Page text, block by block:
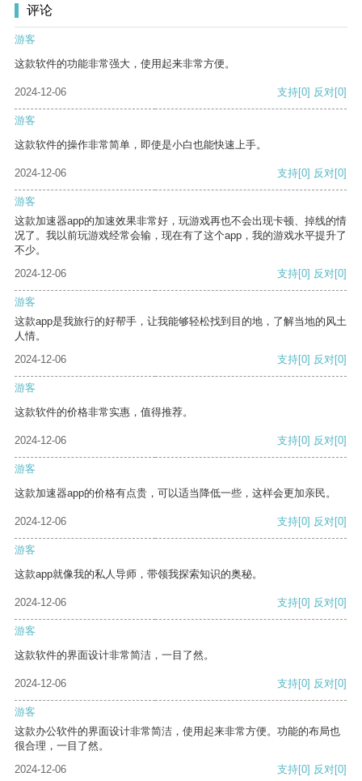
评论
游客
这款软件的功能非常强大，使用起来非常方便。
2024-12-06 支持[0] 反对[0]
游客
这款软件的操作非常简单，即使是小白也能快速上手。
2024-12-06 支持[0] 反对[0]
游客
这款加速器app的加速效果非常好，玩游戏再也不会出现卡顿、掉线的情
况了。我以前玩游戏经常会输，现在有了这个app，我的游戏水平提升了
不少。
2024-12-06
支持[0] 反对[0]
游客
这款app是我旅行的好帮手，让我能够轻松找到目的地，了解当地的风土
人情。
2024-12-06
支持[0] 反对[0]
游客
这款软件的价格非常实惠，值得推荐。
2024-12-06 支持[0] 反对[0]
游客
这款加速器app的价格有点贵，可以适当降低一些，这样会更加亲民。
2024-12-06 支持[0] 反对[0]
游客
这款app就像我的私人导师，带领我探索知识的奥秘。
2024-12-06 支持[0] 反对[0]
游客
这款软件的界面设计非常简洁，一目了然。
2024-12-06 支持[0] 反对[0]
游客
这款办公软件的界面设计非常简洁，使用起来非常方便。功能的布局也
很合理，一目了然。
2024-12-06
支持[0] 反对[0]